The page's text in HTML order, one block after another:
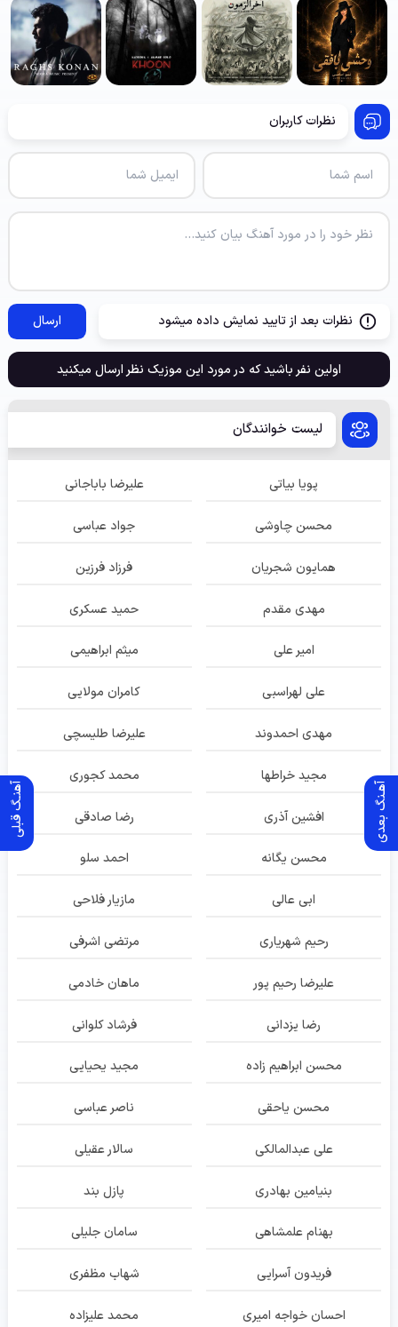
آهنـگ قبلی آهـنگ بعدی
نظرات کاربران
نظرات بعد از تایید نمایش داده میشود ارسال
اولین نفر باشید که در مورد این موزیک نظر ارسال میکنید
لیست خوانندگان
پویا بیاتی علیرضا باباجانی
محسن چاوشی جواد عباسی
همایون شجریان فرزاد فرزین
مهدی مقدم حمید عسکری
امیر علی میثم ابراهیمی
علی لهراسبی کامران مولایی
مهدی احمدوند علیرضا طلیسچی
مجید خراطها محمد کجوری
افشین آذری رضا صادقی
محسن یگانه احمد سلو
ابی عالی مازیار فلاحی
رحیم شهریاری مرتضی اشرفی
علیرضا رحیم پور ماهان خادمی
رضا یزدانی فرشاد کلوانی
محسن ابراهیم زاده مجید یحیایی
محسن یاحقی ناصر عباسی
علی عبدالمالکی سالار عقیلی
بنیامین بهادری پازل بند
بهنام علمشاهی سامان جلیلی
فریدون آسرایی شهاب مظفری
احسان خواجه امیری محمد علیزاده